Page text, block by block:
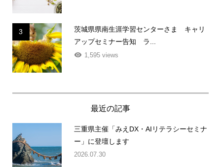
3
茨城県県南生涯学習センターさま キャリ
アップセミナー告知 ラ...
1,595 views
最近の記事
三重県主催「みえDX・AIリテラシーセミナ
ー」に登壇します
2026.07.30